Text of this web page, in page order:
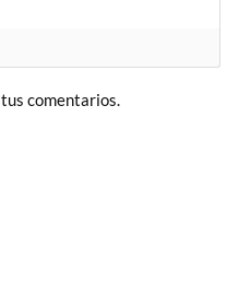
comentarios.